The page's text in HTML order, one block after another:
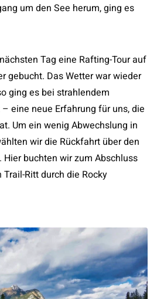
um den See herum, ging es
Tag eine Rafting-Tour auf
gebucht. Das Wetter war wieder
ging es bei strahlendem
eine neue Erfahrung für uns, die
Um ein wenig Abwechslung in
wir die Rückfahrt über den
Hier buchten wir zum Abschluss
Ritt durch die Rocky